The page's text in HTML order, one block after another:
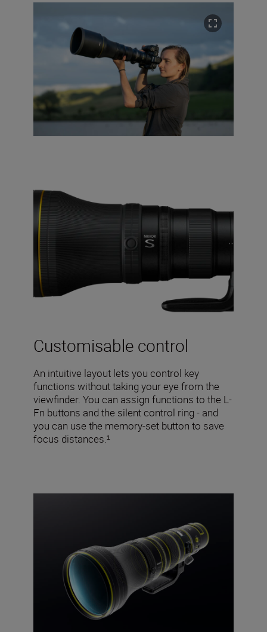
Customisable control
An intuitive layout lets you control key
functions without taking your eye from the
viewfinder. You can assign functions to the L-
Fn buttons and the silent control ring - and
you can use the memory-set button to save
focus distances.¹